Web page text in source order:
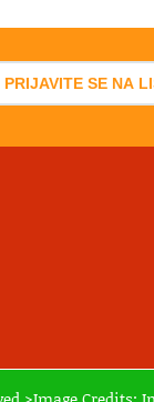
PRIJAVITE SE NA